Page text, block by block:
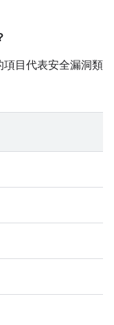
項目代表安全漏洞類